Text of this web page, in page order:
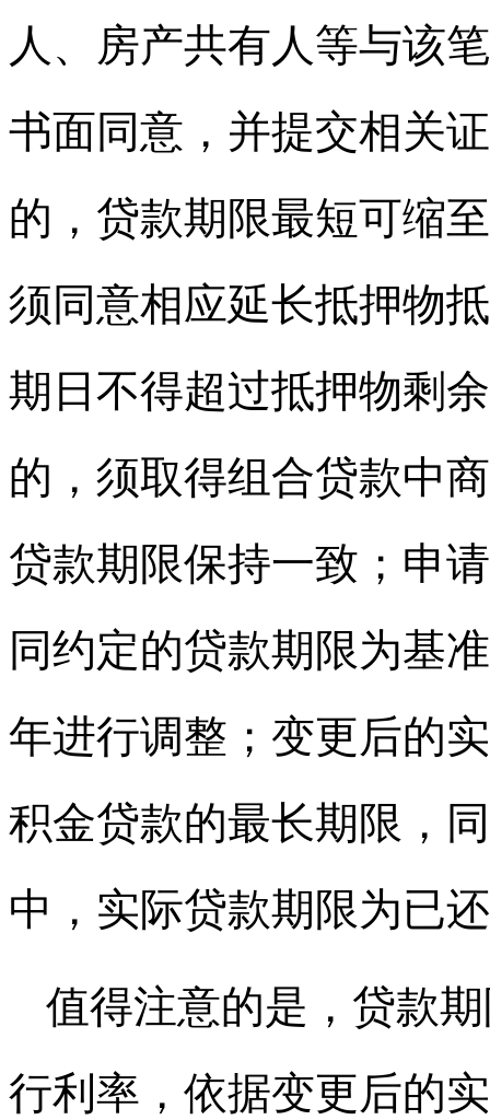
人、房产共有人等与该
书面同意，并提交相关
的，贷款期限最短可缩
须同意相应延长抵押物
期日不得超过抵押物剩
的，须取得组合贷款中
贷款期限保持一致；申
同约定的贷款期限为基
年进行调整；变更后的
积金贷款的最长期限，
中，实际贷款期限为已
值得注意的是，贷款
行利率，依据变更后的